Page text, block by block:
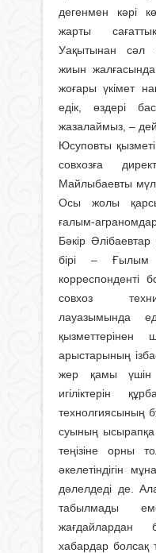
дегенмен кәрі
жарты
Уақытынан сәл
жиын жалғасында
жоғары үкімет
едік, өздері
жазалаймыз, –
Юсуповты
совхозға
Майлыбаевты
Осы жолы
ғалым-
Бәкір
бірі – Ғылым
корреспонденті
совхоз
лауазымында
қызметтерінен
арыстарының
жер қамы үшін
игіліктерін
технолгиясының
суының
теңізіне орны
әкелетіндігін
дәлелдеді де.
табылмады
хабардар болсақ